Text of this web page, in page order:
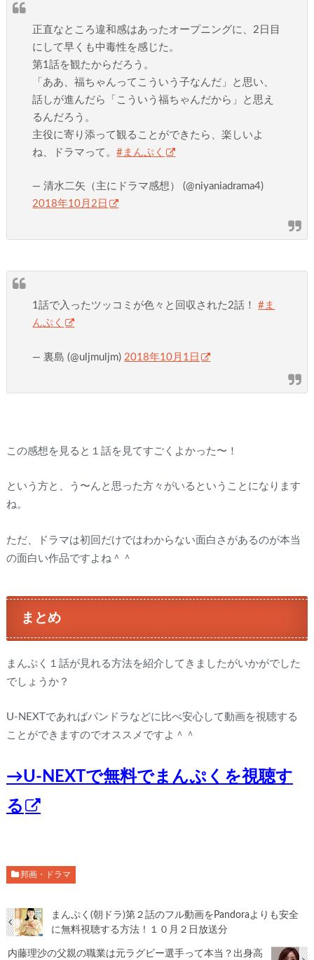
正直なところ違和感はあったオープニングに、2日目
にして早くも中毒性を感じた。
第1話を観たからだろう。
「ああ、福ちゃんってこういう子なんだ」と思い、
話しが進んだら「こういう福ちゃんだから」と思え
るんだろう。
主役に寄り添って観ることができたら、楽しいよ
ね、ドラマって。#まんぷく
— 清水二矢（主にドラマ感想） (@niyaniadrama4)
2018年10月2日
1話で入ったツッコミが色々と回収された2話！#ま
んぷく
— 裏島 (@uljmuljm) 2018年10月1日
この感想を見ると１話を見てすごくよかった〜！
という方と、う〜んと思った方々がいるということになります
ね。
ただ、ドラマは初回だけではわからない面白さがあるのが本当
の面白い作品ですよね＾＾
まとめ
まんぷく１話が見れる方法を紹介してきましたがいかがでした
でしょうか？
U-NEXTであればパンドラなどに比べ安心して動画を視聴する
ことができますのでオススメですよ＾＾
→U-NEXTで無料でまんぷくを視聴す
る
邦画・ドラマ
まんぷく(朝ドラ)第２話のフル動画をPandoraよりも安全
に無料視聴する方法！１０月２日放送分
内藤理沙の父親の職業は元ラグビー選手って本当？出身高